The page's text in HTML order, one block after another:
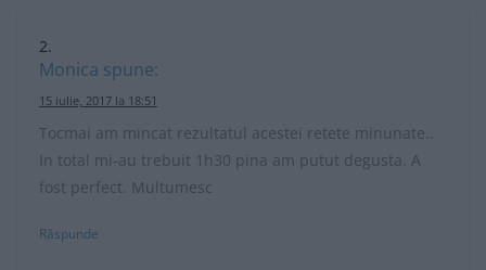
Monica spune:
15 iulie, 2017 la 18:51
Tocmai am mincat rezultatul acestei retete minunate..
In total mi-au trebuit 1h30 pina am putut degusta. A
fost perfect. Multumesc
Răspunde